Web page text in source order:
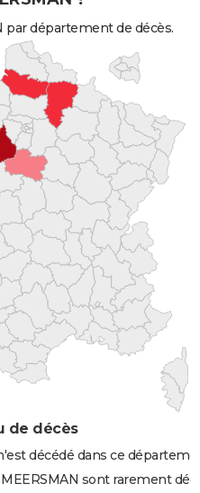
par département de décès.
de décès
décédé dans ce
sont rarement